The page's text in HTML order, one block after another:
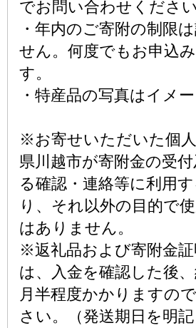
でお問い合わせください
・年内のご寄附の制限
せん。何度でもお申込
す。
・特産品の写真はイメー
※お寄せいただいた個
県川越市が寄附金の受
る確認・連絡等に利用
り、それ以外の目的で
はありません。
※返礼品および寄附金
は、入金を確認した後
月半程度かかりますの
さい。（発送期日を明